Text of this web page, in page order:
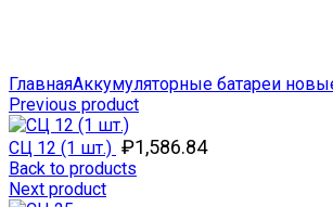
ГлавнаяАккумуляторные батареи
Previous product
СЦ 12 (1 шт.) ₽1,586.84
Back to products
Next product